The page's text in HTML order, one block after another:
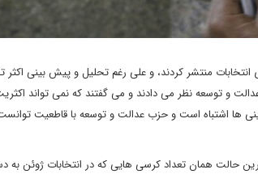
منتشر کردند، و علی رغم تحلیل و پیش بینی اکثر
و توسعه نظر می دادند و می گفتند که نمی تواند
ها اشتباه است و حزب عدالت و توسعه با قاطعیت
حالت همان تعداد کرسی هایی که در انتخابات ژوئن به